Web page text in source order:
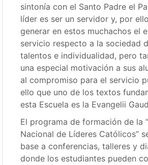
sintonía con el Santo Padre el
líder es ser un servidor y, por
generar en estos muchachos el
servicio respecto a la sociedad
talentos e individualidad, pero
una especial motivación a sus
al compromiso para el servicio
ello que uno de los textos
esta Escuela es la Evangelii
El programa de formación de la
Nacional de Líderes Católicos”
base a conferencias, talleres y
donde los estudiantes pueden